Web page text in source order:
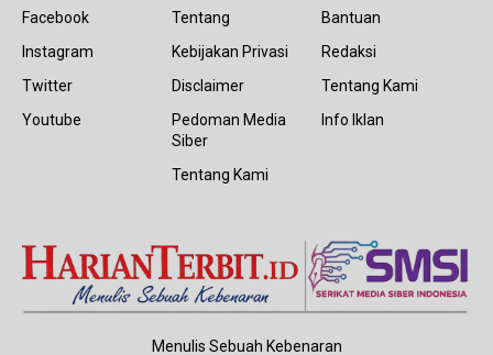
Facebook
Instagram
Twitter
Youtube
Tentang
Kebijakan Privasi
Disclaimer
Pedoman Media
Siber
Tentang Kami
Bantuan
Redaksi
Tentang Kami
Info Iklan
Menulis Sebuah Kebenaran